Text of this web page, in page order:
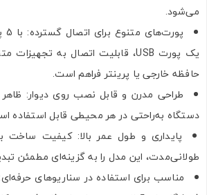
می‌شود.
حافظه خارجی یا پرینتر فراهم است.
طراحی مدرن و قابل نصب روی دیوار:
دستگاه به‌راحتی در هر محیطی قابل استفاده
پایداری و طول عمر بالا: کیفیت ساخت
طولانی‌مدت، این مدل را به گزینه‌ای مطمئن